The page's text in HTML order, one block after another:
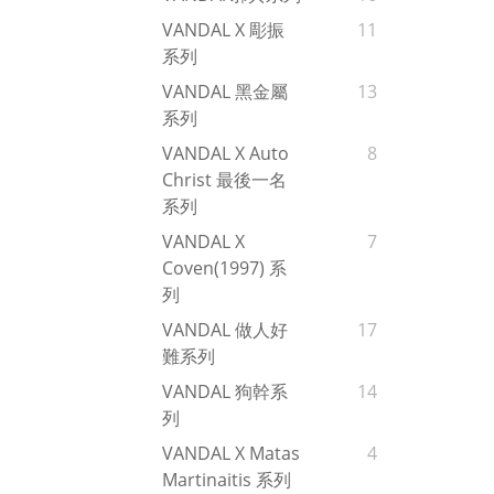
VANDAL X 彫振
系列
11
VANDAL 黑金屬
系列
13
VANDAL X Auto
Christ 最後一名
系列
8
VANDAL X
Coven(1997) 系
列
7
VANDAL 做人好
難系列
17
VANDAL 狗幹系
列
14
VANDAL X Matas
Martinaitis 系列
4